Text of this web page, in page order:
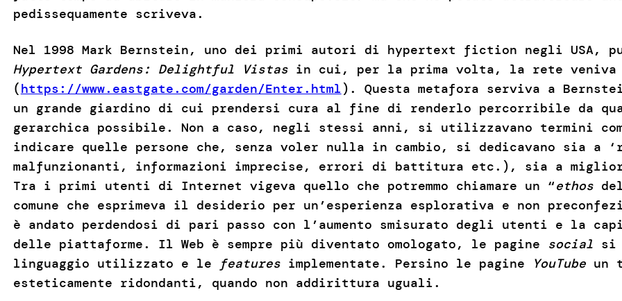
pedissequamente scriveva.
Nel 1998 Mark Bernstein, uno dei primi autori di hypertext fiction negli USA,
Hypertext Gardens: Delightful Vistasin cui, per la prima volta, la rete veniva
(https://www.eastgate.com/garden/Enter.html). Questa metafora serviva a
un grande giardino di cui prendersi cura al fine di renderlo percorribile da
gerarchica possibile. Non a caso, negli stessi anni, si utilizzavano termini
indicare quelle persone che, senza voler nulla in cambio, si dedicavano sia a
malfunzionanti, informazioni imprecise, errori di battitura etc.), sia a
Tra i primi utenti di Internet vigeva quello che potremmo chiamare un “ethos
comune che esprimeva il desiderio per un’esperienza esplorativa e non
è andato perdendosi di pari passo con l’aumento smisurato degli utenti e la
delle piattaforme. Il Web è sempre più diventato omologato, le pagine social si
linguaggio utilizzato e le
featuresimplementate. Persino le pagine YouTube un
esteticamente ridondanti, quando non addirittura uguali.